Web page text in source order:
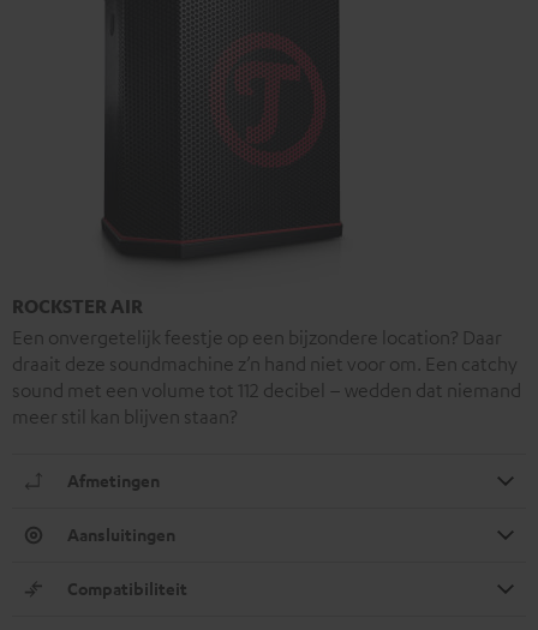
ROCKSTER AIR
Een onvergetelijk feestje op een bijzondere location? Daar
draait deze soundmachine z’n hand niet voor om. Een catchy
sound met een volume tot 112 decibel – wedden dat niemand
meer stil kan blijven staan?
Afmetingen
Aansluitingen
Compatibiliteit